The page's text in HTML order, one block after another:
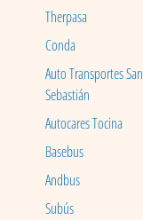
Therpasa
Conda
Auto Transportes San
Sebastián
Autocares Tocina
Basebus
Andbus
Subús